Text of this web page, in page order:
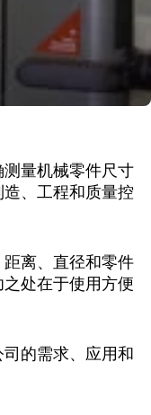
量机械零件尺寸
、工程和质量控
离、直径和零件
处在于使用方便
的需求、应用和